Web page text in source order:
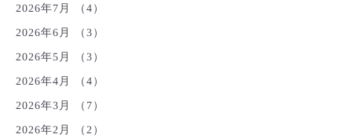
2026年7月 （4）
2026年6月 （3）
2026年5月 （3）
2026年4月 （4）
2026年3月 （7）
2026年2月 （2）